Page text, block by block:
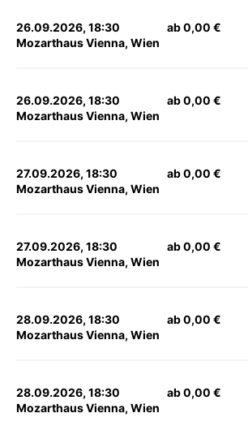
26.09.2026, 18:30
Mozarthaus Vienna, Wien
ab 0,00 €
26.09.2026, 18:30
Mozarthaus Vienna, Wien
ab 0,00 €
27.09.2026, 18:30
Mozarthaus Vienna, Wien
ab 0,00 €
27.09.2026, 18:30
Mozarthaus Vienna, Wien
ab 0,00 €
28.09.2026, 18:30
Mozarthaus Vienna, Wien
ab 0,00 €
28.09.2026, 18:30
Mozarthaus Vienna, Wien
ab 0,00 €